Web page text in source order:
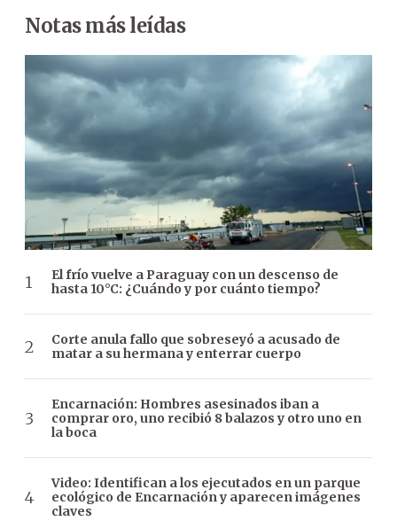
Notas más leídas
El frío vuelve a Paraguay con un descenso de
hasta 10°C: ¿Cuándo y por cuánto tiempo?
Corte anula fallo que sobreseyó a acusado de
matar a su hermana y enterrar cuerpo
Encarnación: Hombres asesinados iban a
comprar oro, uno recibió 8 balazos y otro uno en
la boca
Video: Identifican a los ejecutados en un parque
ecológico de Encarnación y aparecen imágenes
claves